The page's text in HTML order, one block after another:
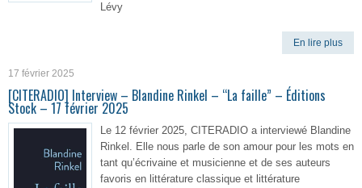
Lévy
En lire plus
17 février 2025
[CITERADIO] Interview – Blandine Rinkel – “La faille” – Éditions
Stock – 17 février 2025
Le 12 février 2025, CITERADIO a interviewé Blandine
Rinkel. Elle nous parle de son amour pour les mots en
tant qu’écrivaine et musicienne et de ses auteurs
favoris en littérature classique et littérature